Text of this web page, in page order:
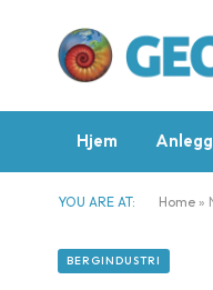
Hjem
YOU ARE AT: Home »
BERGINDUSTRI